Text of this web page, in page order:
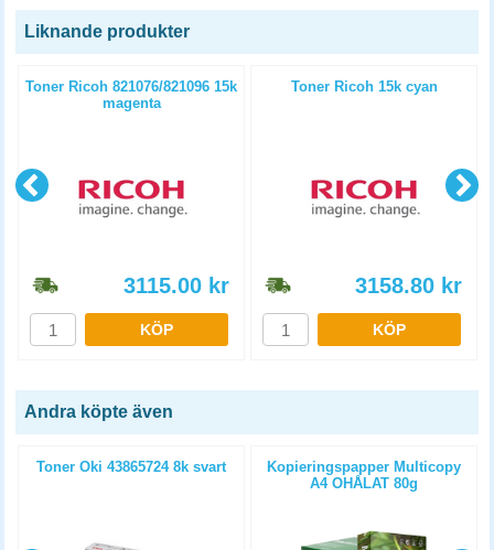
Liknande produkter
Toner Ricoh 821076/821096 15k
magenta
3115.00 kr
KÖP
Toner Ricoh 15k cyan
3158.80 kr
KÖP
Andra köpte även
Toner Oki 43865724 8k svart
Kopieringspapper Multicopy
A4 OHÅLAT 80g